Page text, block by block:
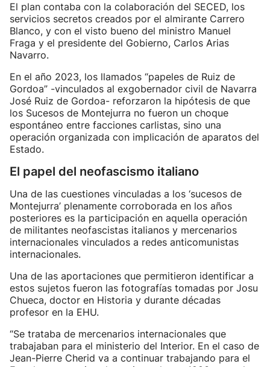
El plan contaba con la colaboración del SECED, los
servicios secretos creados por el almirante Carrero
Blanco, y con el visto bueno del ministro Manuel
Fraga y el presidente del Gobierno, Carlos Arias
Navarro.
En el año 2023, los llamados “papeles de Ruiz de
Gordoa” -vinculados al exgobernador civil de Navarra
José Ruiz de Gordoa- reforzaron la hipótesis de que
los Sucesos de Montejurra no fueron un choque
espontáneo entre facciones carlistas, sino una
operación organizada con implicación de aparatos del
Estado.
El papel del neofascismo italiano
Una de las cuestiones vinculadas a los ‘sucesos de
Montejurra’ plenamente corroborada en los años
posteriores es la participación en aquella operación
de militantes neofascistas italianos y mercenarios
internacionales vinculados a redes anticomunistas
internacionales.
Una de las aportaciones que permitieron identificar a
estos sujetos fueron las fotografías tomadas por Josu
Chueca, doctor en Historia y durante décadas
profesor en la EHU.
“Se trataba de mercenarios internacionales que
trabajaban para el ministerio del Interior. En el caso de
Jean-Pierre Cherid va a continuar trabajando para el